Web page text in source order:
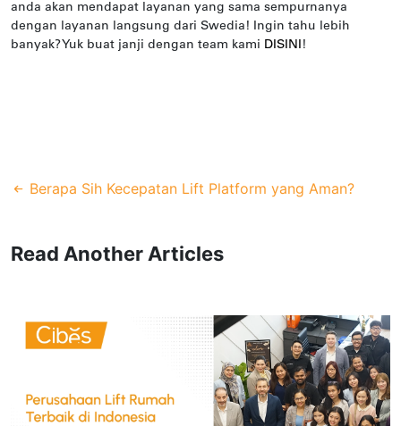
anda akan mendapat layanan yang sama sempurnanya
dengan layanan langsung dari Swedia! Ingin tahu lebih
banyak? Yuk buat janji dengan team kami
DISINI !
Berapa Sih Kecepatan Lift Platform yang Aman?
Read Another Articles